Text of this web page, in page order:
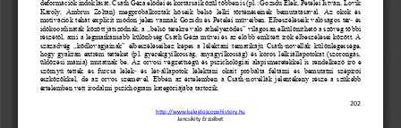
202
http://www.kaleidoscopehistory.hu
Jancsikity Erzsébet
deformációk indoklását. Csáth Géza elődei és kortársai közül többen is (pl.: Gozsdu Elek, Petelei István, Lovik
Károly,  Ambrus  Zoltán)  megpróbálkoztak  hőseik  belső  lelki  történéseinek  bemutatásával.  Az  okok  és
motivációk tehát explicit módon jelen vannak Gozsdu és Petelei műveiben. Elbeszéléseik valóságos tér- és
időkoordináták között játszódnak, a ,,belső terekre való áthelyeződés” világosan elkülöníthető a szöveg többi
részétől, ami a legmarkánsabb különbség Csáth Géza művei és az előbb említett írók elbeszélései között. A
századvég  „ködlovagjainak”  elbeszéléseihez  képes  a  lélektani  tematikájú  Csáth-novellák  különlegessége,
hogy gyakran extrém tetteket (pl. gyerekgyilkosság, anyagyilkosság) és kóros lelkiállapotokat (szorongás,
üldözési mánia) mutatnak be. Az orvosi végzettségű és pszichológiai alapismeretekkel is rendelkező író e
szörnyű  tettek  és  furcsa  lélek- és  lét-állapotok  lélektani  okait  próbálta  feltárni  és  bemutatni  szépírói
eszközökkel,  de  az  orvos  szemével.  Ebben  az  értelemben  a  Csáth-novellák  jelentékeny  része  a  szűkebb
értelemben vett irodalmi pszichogram kategóriájába tartozik.